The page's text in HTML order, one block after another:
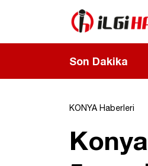
Son Dakika
KONYA Haberleri